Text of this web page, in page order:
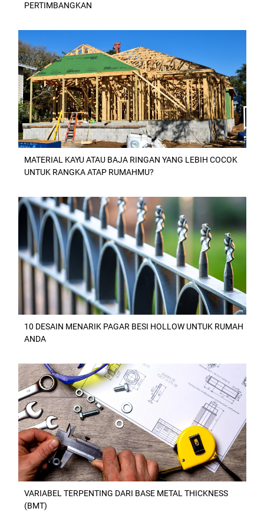
PERTIMBANGKAN
MATERIAL KAYU ATAU BAJA RINGAN YANG LEBIH COCOK
UNTUK RANGKA ATAP RUMAHMU?
10 DESAIN MENARIK PAGAR BESI HOLLOW UNTUK RUMAH
ANDA
VARIABEL TERPENTING DARI BASE METAL THICKNESS
(BMT)